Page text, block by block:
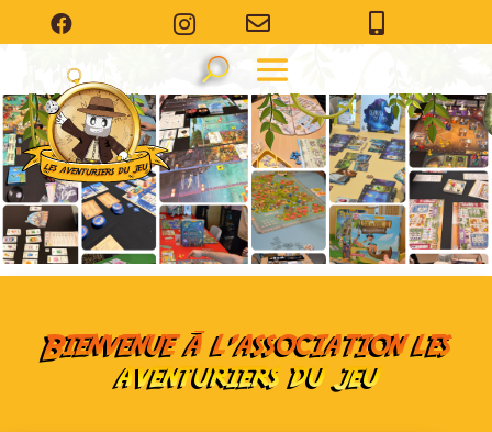
   
Bienvenue à l’association les
aventuriers du jeu